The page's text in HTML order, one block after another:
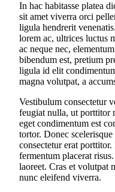
In hac habitasse platea
sit amet viverra orci
ligula hendrerit
lorem ac, ultrices luctus
ac neque nec,
bibendum est, pretium
ligula id elit
magna volutpat, a
Vestibulum consectetur
feugiat nulla, ut porttitor
eget condimentum est
tortor. Donec
consectetur erat
fermentum placerat
laoreet. Cras et volutpat
nunc eleifend viverra.